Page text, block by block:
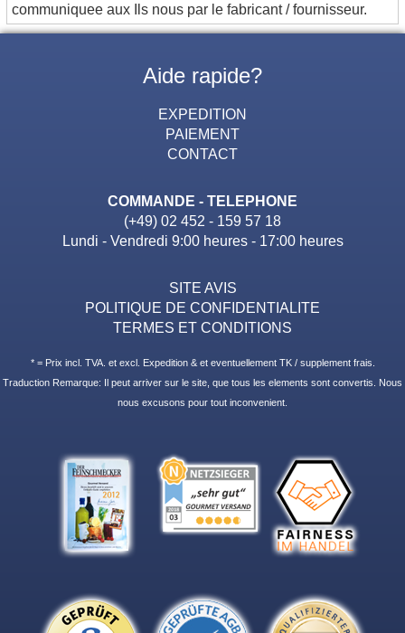
communiquee aux Ils nous par le fabricant / fournisseur.
Aide rapide?
EXPEDITION
PAIEMENT
CONTACT
COMMANDE - TELEPHONE
(+49) 02 452 - 159 57 18
Lundi - Vendredi 9:00 heures - 17:00 heures
SITE AVIS
POLITIQUE DE CONFIDENTIALITE
TERMES ET CONDITIONS
* = Prix incl. TVA. et excl. Expedition & et eventuellement TK / supplement frais.
Traduction Remarque: Il peut arriver sur le site, que tous les elements sont convertis. Nous
nous excusons pour tout inconvenient.